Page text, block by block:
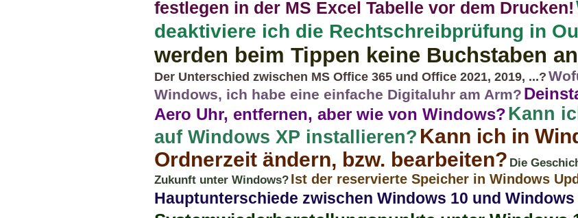
festlegen in der MS Excel Tabelle vor dem Drucken!
deaktiviere ich die Rechtschreibprüfung in
werden beim Tippen keine Buchstaben
Der Unterschied zwischen MS Office 365 und Office 2021, 2019, ...?
Windows, ich habe eine einfache Digitaluhr am Arm?
Aero Uhr, entfernen, aber wie von Windows?Kann
auf Windows XP installieren? Kann ich in
Ordnerzeit ändern, bzw. bearbeiten? Die
Zukunft unter Windows? Ist der reservierte Speicher in Windows
Hauptunterschiede zwischen Windows 10 und Windows